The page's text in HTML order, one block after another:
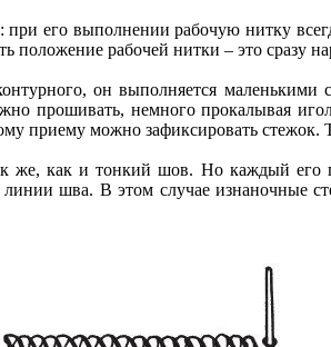
при его выполнении рабочую нитку
положение рабочей нитки – это
он выполняется
прошивать, немного прокалывая
приему можно зафиксировать стежок.
же, как и тонкий шов. Но каждый
линии шва. В этом случае